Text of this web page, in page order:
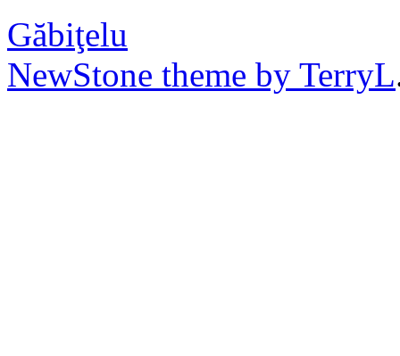
Găbiţelu
NewStone theme by TerryL